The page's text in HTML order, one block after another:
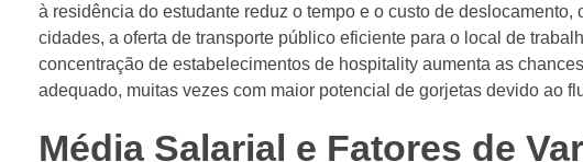
à residência do estudante reduz o tempo e o custo de deslocamento,
cidades, a oferta de transporte público eficiente para o local de
concentração de estabelecimentos de hospitality aumenta as
adequado, muitas vezes com maior potencial de gorjetas devido ao
Média Salarial e Fatores de